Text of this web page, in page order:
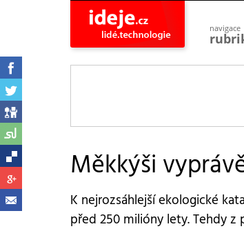
navigace
objevy
planeta
Měkkýši
K nejrozsáhlejší ekologické
před 250 milióny lety. Tehdy